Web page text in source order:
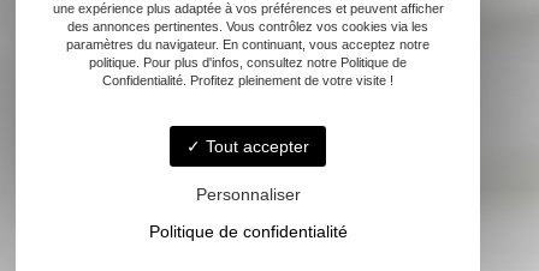
une expérience plus adaptée à vos préférences et peuvent afficher
des annonces pertinentes. Vous contrôlez vos cookies via les
paramètres du navigateur. En continuant, vous acceptez notre
politique. Pour plus d'infos, consultez notre Politique de
Confidentialité. Profitez pleinement de votre visite !
Tout accepter
Personnaliser
Politique de confidentialité